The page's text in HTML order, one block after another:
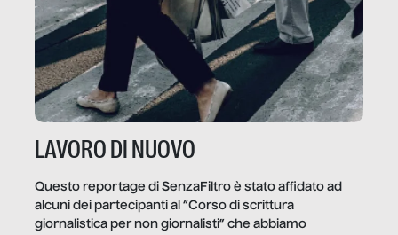
LAVORO DI NUOVO
Questo reportage di SenzaFiltro è stato affidato ad
alcuni dei partecipanti al “Corso di scrittura
giornalistica per non giornalisti” che abbiamo